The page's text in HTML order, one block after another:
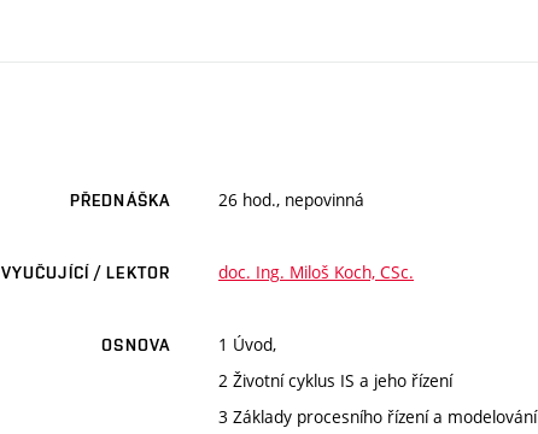
PŘEDNÁŠKA 26 hod., nepovinná
VYUČUJÍCÍ / LEKTOR doc. Ing. Miloš Koch, CSc.
OSNOVA
1 Úvod,
2 Životní cyklus IS a jeho řízení
3 Základy procesního řízení a modelování